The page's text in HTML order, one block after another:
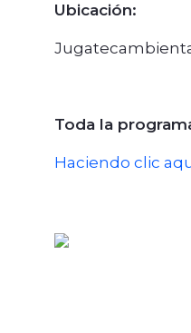
Ubicación:
Toda la
Haciendo clic